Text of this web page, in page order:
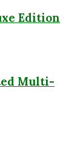
Edition
Multi-